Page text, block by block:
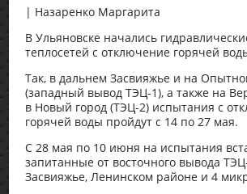
| Назаренко Маргарита
В Ульяновске начались
теплосетей с отключение горячей
Так, в дальнем Засвияжье и на
(западный вывод ТЭЦ-1), а также на
в Новый город (ТЭЦ-2) испытания с
горячей воды пройдут с 14 по 27 мая.
С 28 мая по 10 июня на испытания
запитанные от восточного вывода
Засвияжье, Ленинском районе и 4